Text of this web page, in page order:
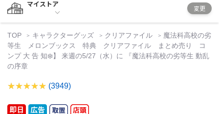
マイストア
変更
TOP キャラクターグッズ クリアファイル
魔法科高校の劣
等生 メロンブックス 特典 クリアファイル まとめ売り コ
ンプ 大 告 知❄️】 来週の5/27（水）に 『魔法科高校の劣等生 動乱
の序章
(3949)